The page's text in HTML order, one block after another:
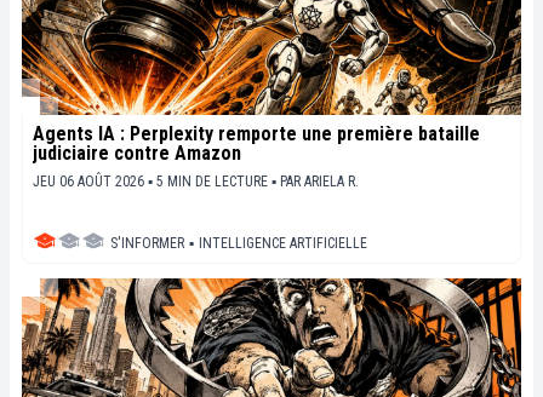
Agents IA : Perplexity remporte une première bataille
judiciaire contre Amazon
JEU 06 AOÛT 2026 ▪ 5 MIN DE LECTURE ▪ PAR ARIELA R.
S'INFORMER ▪ INTELLIGENCE ARTIFICIELLE